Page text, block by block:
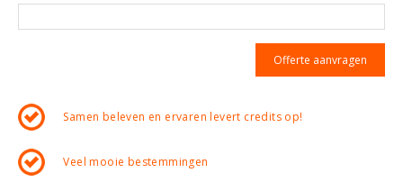
Samen beleven en ervaren levert credits op!
Veel mooie bestemmingen